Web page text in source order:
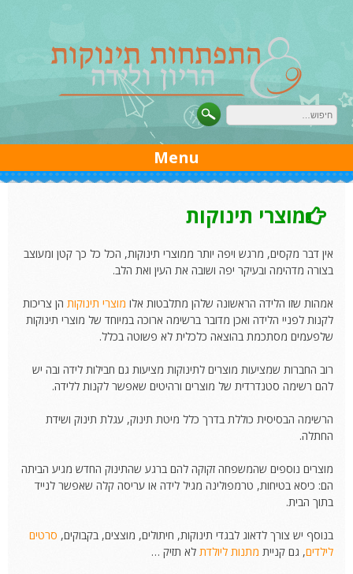
Menu
מוצרי תינוקות
אין דבר מקסים, מרגש ויפה יותר ממוצרי תינוקות, הכל כל כך קטן ומעוצב
בצורה מדהימה ובעיקר יפה ושובה את העין ואת הלב.
אמהות שזו הלידה הראשונה שלהן מתלבטות אלו מוצרי תינוקות הן צריכות
לקנות לפניי הלידה ואכן מדובר ברשימה ארוכה במיוחד של מוצרי תינוקות
שלפעמים מסתכמת בהוצאה כלכלית לא פשוטה בכלל.
רוב החברות שמציעות מוצרים לתינוקות מציעות גם חבילות לידה ובה יש
להם רשימה סטנדרדית של מוצרים ורהיטים שאפשר לקנות ללידה.
הרשימה הבסיסית כוללת בדרך כלל מיטת תינוק, עגלת תינוק ושידת
החתלה.
מוצרים נוספים שהמשפחה זקוקה להם ברגע שהתינוק החדש מגיע הביתה
הם: כיסא בטיחות, טרמפולינה מגיל לידה או עריסה קלה שאפשר לנייד
בתוך הבית.
בנוסף יש צורך לדאוג לבגדי תינוקות, חיתולים, מוצצים, בקבוקים, סרטים
לילדים, גם קניית מתנות ליולדת לא תזיק …